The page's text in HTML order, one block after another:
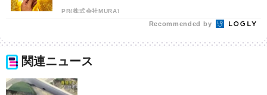
PR(株式会社MURA)
Recommended by
関連ニュース